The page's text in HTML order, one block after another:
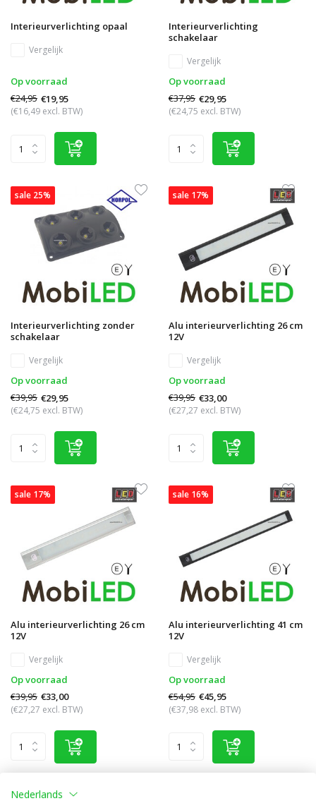
Interieurverlichting opaal
Vergelijk
Op voorraad
€24,95 €19,95
(€16,49 excl. BTW)
Interieurverlichting
schakelaar
Vergelijk
Op voorraad
€37,95 €29,95
(€24,75 excl. BTW)
sale 25%
Interieurverlichting zonder
schakelaar
Vergelijk
Op voorraad
€39,95 €29,95
(€24,75 excl. BTW)
sale 17%
Alu interieurverlichting 26 cm
12V
Vergelijk
Op voorraad
€39,95 €33,00
(€27,27 excl. BTW)
sale 17%
Alu interieurverlichting 26 cm
12V
Vergelijk
Op voorraad
€39,95 €33,00
(€27,27 excl. BTW)
sale 16%
Alu interieurverlichting 41 cm
12V
Vergelijk
Op voorraad
€54,95 €45,95
(€37,98 excl. BTW)
sale 16%
Nederlands